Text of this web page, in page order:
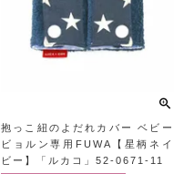
抱っこ紐のよだれカバー ベビー
ビョルン専用FUWA【星柄ネイ
ビー】「ルカコ」52-0671-11